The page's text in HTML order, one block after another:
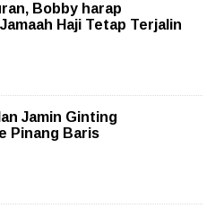
Bobby harap
Haji Tetap Terjalin
Jamin Ginting
Pinang Baris